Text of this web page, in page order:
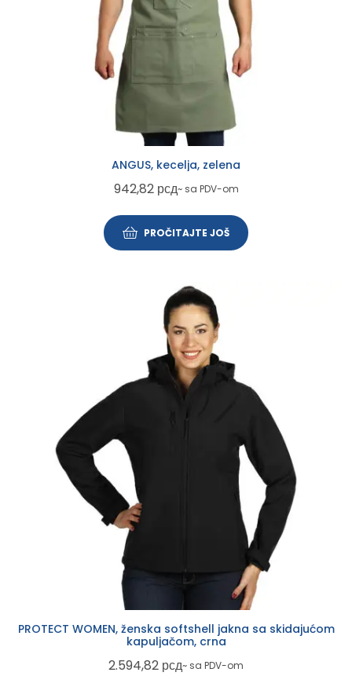
ANGUS, kecelja, zelena
942,82 рсд~ sa PDV-om
PROČITAJTE JOŠ
PROTECT WOMEN, ženska softshell jakna sa skidajućom
kapuljačom, crna
2.594,82 рсд~ sa PDV-om